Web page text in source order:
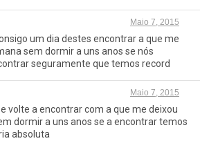
Maio 7, 2015
um dia destes encontrar a que me
sem dormir a uns anos se nós
seguramente que temos record
Maio 7, 2015
volte a encontrar com a que me deixou
dormir a uns anos se a encontrar temos
absoluta